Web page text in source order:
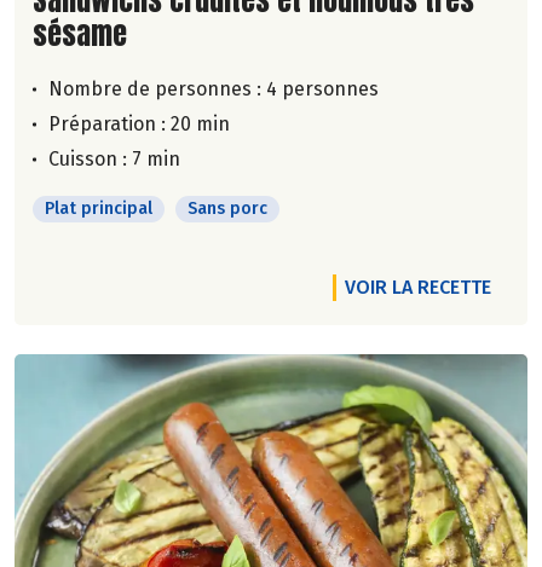
sésame
Nombre de personnes : 4 personnes
Préparation : 20 min
Cuisson : 7 min
Plat principal Sans porc
VOIR LA RECETTE